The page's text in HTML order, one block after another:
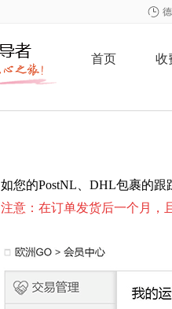
首页 收
如您的PostNL、DHL包裹的跟
注意：在订单发货后一个月，